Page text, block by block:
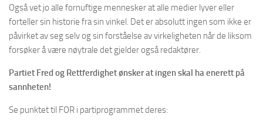
Også vet jo alle fornuftige mennesker at alle medier lyver eller
forteller sin historie fra sin vinkel. Det er absolutt ingen som ikke er
påvirket av seg selv og sin forståelse av virkeligheten når de liksom
forsøker å være nøytrale det gjelder også redaktører.
Partiet Fred og Rettferdighet ønsker at ingen skal ha enerett på
sannheten!
Se punktet til FOR i partiprogrammet deres: